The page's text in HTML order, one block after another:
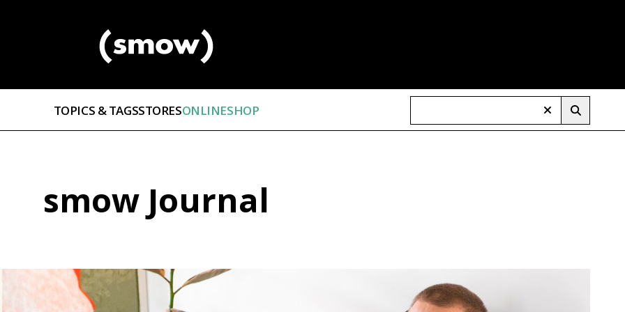
TOPICS & TAGSSTORESONLINESHOP
smow Journal